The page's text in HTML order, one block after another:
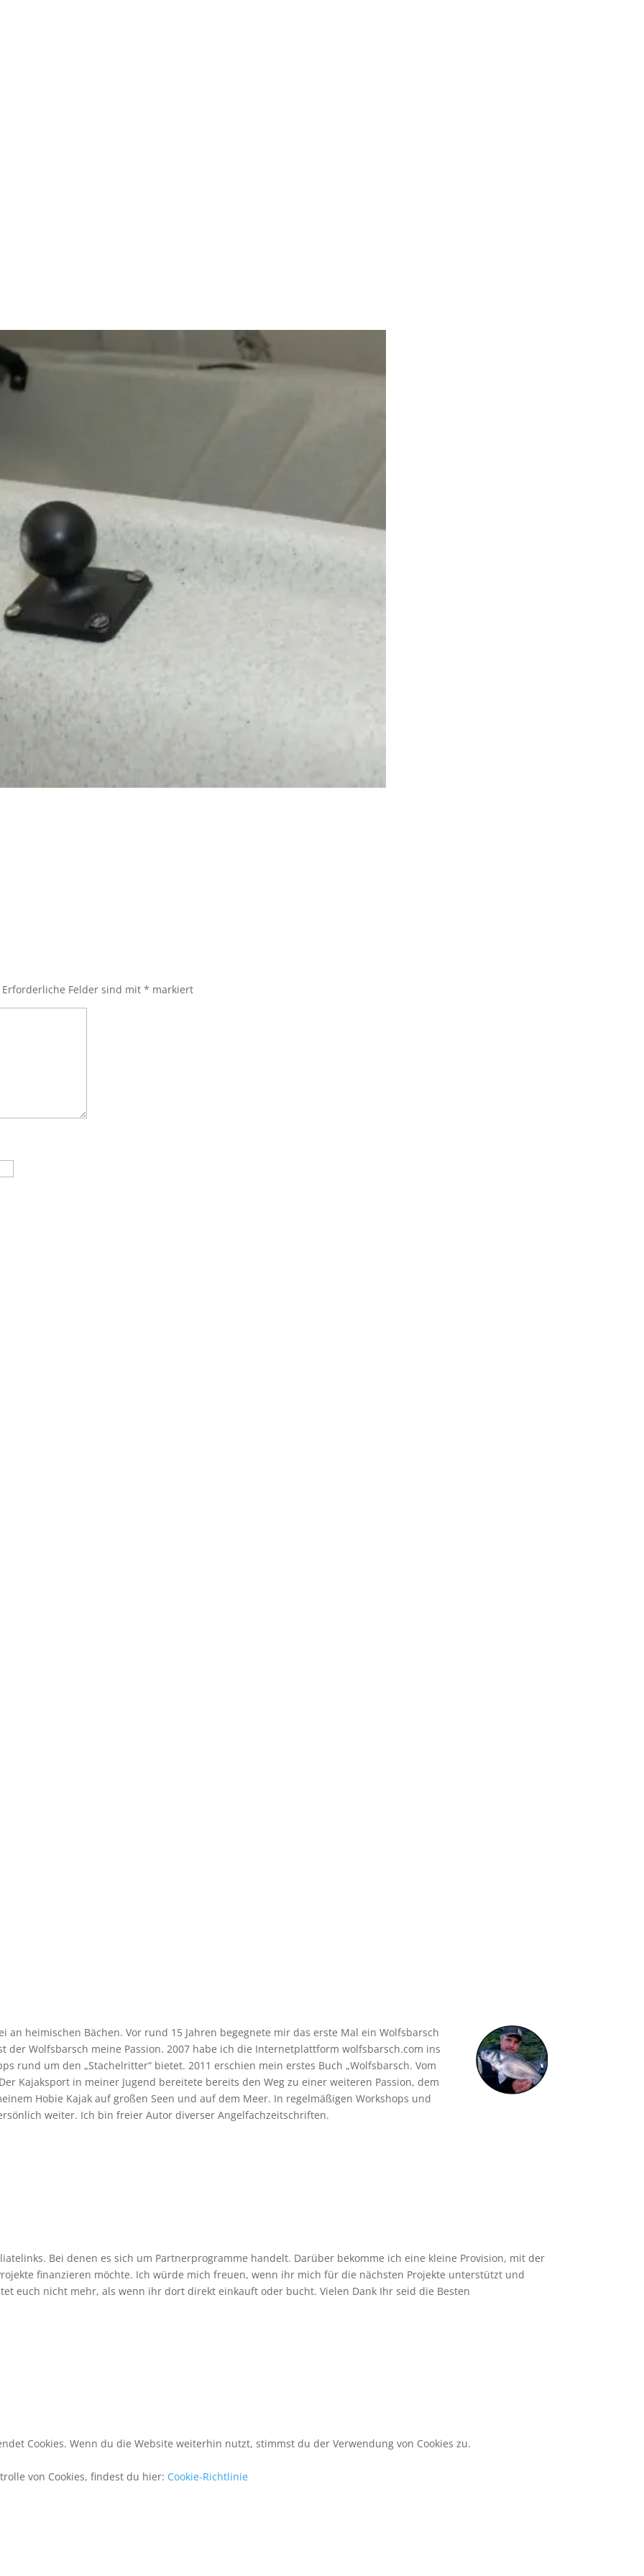
Erforderliche Felder sind mit* markiert
an heimischen Bächen. Vor rund 15 Jahren begegnete mir das erste Mal ein Wolfsbarsch
der Wolfsbarsch meine Passion. 2007 habe ich die Internetplattform wolfsbarsch.com ins
rund um den „Stachelritter“ bietet. 2011 erschien mein erstes Buch „Wolfsbarsch. Vom
Kajaksport in meiner Jugend bereitete bereits den Weg zu einer weiteren Passion, dem
Hobie Kajak auf großen Seen und auf dem Meer. In regelmäßigen Workshops und
weiter. Ich bin freier Autor diverser Angelfachzeitschriften.
Bei denen es sich um Partnerprogramme handelt. Darüber bekomme ich eine kleine Provision, mit der
finanzieren möchte. Ich würde mich freuen, wenn ihr mich für die nächsten Projekte unterstützt und
euch nicht mehr, als wenn ihr dort direkt einkauft oder bucht. Vielen Dank Ihr seid die Besten
Cookies. Wenn du die Website weiterhin nutzt, stimmst du der Verwendung von Cookies zu.
von Cookies, findest du hier: Cookie-Richtlinie